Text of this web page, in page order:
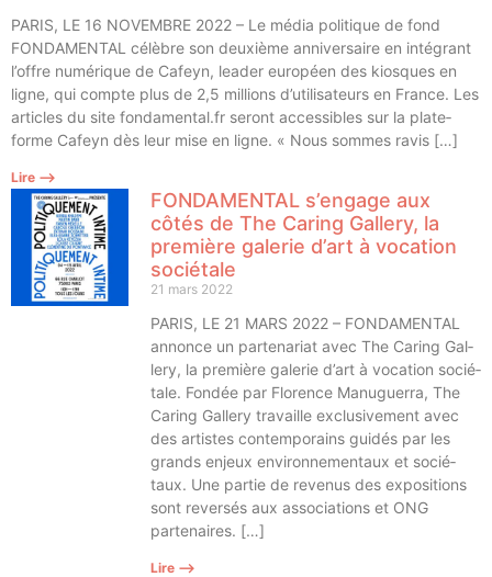
PARIS, LE 16 NOVEMBRE 2022 – Le média poli­tique de fond
FONDAMENTAL célèbre son deuxième anni­ver­saire en inté­grant
l’offre numé­rique de Cafeyn, lea­der euro­péen des kiosques en
ligne, qui compte plus de 2,5 mil­lions d’utilisateurs en France. Les
articles du site fondamental.fr seront acces­sibles sur la pla­te­
forme Cafeyn dès leur mise en ligne. « Nous sommes ravis […]
Lire ⟶
FONDAMENTAL s’engage aux
côtés de The Caring Gallery, la
première galerie d’art à vocation
sociétale
21 mars 2022
PARIS, LE 21 MARS 2022 – FONDAMENTAL
annonce un par­te­na­riat avec The Caring Gal­
le­ry, la pre­mière gale­rie d’art à voca­tion socié­
tale. Fon­dée par Flo­rence Manu­guer­ra, The
Caring Gal­le­ry tra­vaille exclu­si­ve­ment avec
des artistes contem­po­rains gui­dés par les
grands enjeux envi­ron­ne­men­taux et socié­
taux. Une par­tie de reve­nus des expo­si­tions
sont rever­sés aux asso­cia­tions et ONG
partenaires. […]
Lire ⟶